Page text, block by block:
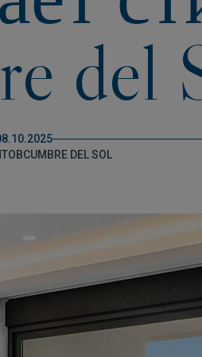
del
CUMBRE DEL SOL